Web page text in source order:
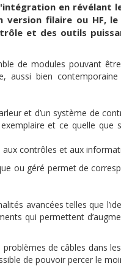
en révélant
version filaire ou HF,
et des outils
de modules pouvant
aussi bien
et d’un système de
et ce quelle
contrôles et aux
ou géré permet de
avancées telles que
qui permettent
de câbles dans
de pouvoir percer le